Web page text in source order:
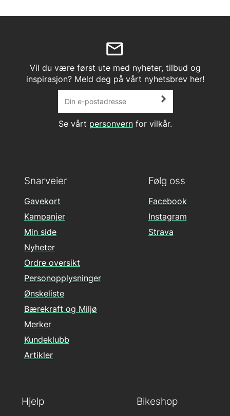
Vil du være først ute med nyheter, tilbud og
inspirasjon? Meld deg på vårt nyhetsbrev her!
Se vårt personvernfor vilkår.
Følg oss
Facebook
Instagram
Strava
Hjelp
Snarveier
Gavekort
Kampanjer
Min side
Nyheter
Ordre oversikt
Personopplysninger
Ønskeliste
Bærekraft og Miljø
Merker
Kundeklubb
Artikler
Bikeshop